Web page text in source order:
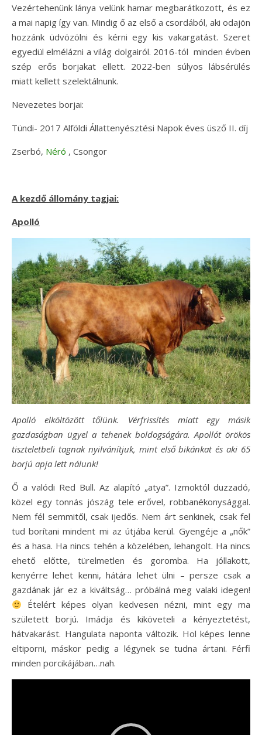
Vezértehenünk lánya velünk hamar megbarátkozott, és ez
a mai napig így van. Mindig ő az első a csordából, aki odajön
hozzánk üdvözölni és kérni egy kis vakargatást. Szeret
egyedül elmélázni a világ dolgairól. 2016-tól minden évben
szép erős borjakat ellett. 2022-ben súlyos lábsérülés
miatt kellett szelektálnunk.
Nevezetes borjai:
Tündi- 2017 Alföldi Állattenyésztési Napok éves üsző II. díj
Zserbó, Néró , Csongor
A kezdő állomány tagjai:
Apolló
Apolló elköltözött tőlünk. Vérfrissítés miatt egy másik
gazdaságban ügyel a tehenek boldogságára. Apollót örökös
tiszteletbeli tagnak nyilvánítjuk, mint első bikánkat és aki 65
borjú apja lett nálunk!
Ő a valódi Red Bull. Az alapító „atya”. Izmoktól duzzadó,
közel egy tonnás jószág tele erővel, robbanékonysággal.
Nem fél semmitől, csak ijedős. Nem árt senkinek, csak fel
tud borítani mindent mi az útjába kerül. Gyengéje a „nők”
és a hasa. Ha nincs tehén a közelében, lehangolt. Ha nincs
ehető előtte, türelmetlen és goromba. Ha jóllakott,
kenyérre lehet kenni, hátára lehet ülni – persze csak a
gazdának jár ez a kiváltság… próbálná meg valaki idegen!
Ételért képes olyan kedvesen nézni, mint egy ma
született borjú. Imádja és kiköveteli a kényeztetést,
hátvakarást. Hangulata naponta változik. Hol képes lenne
eltiporni, máskor pedig a légynek se tudna ártani. Férfi
minden porcikájában…nah.